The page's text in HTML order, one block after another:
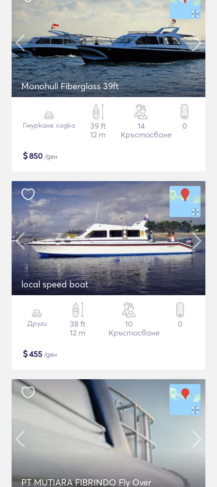
Monohull Fiberglass 39ft
Гмуркане лодка
39 ft
12 m
14
Кръстосване
0
$850 /ден
local speed boat
Други
38 ft
12 m
10
Кръстосване
0
$455 /ден
PT MUTIARA FIBRINDO Fly Over